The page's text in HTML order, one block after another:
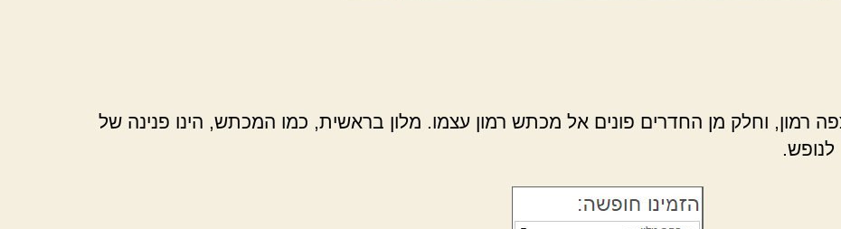
רמון, וחלק מן החדרים פונים אל מכתש רמון עצמו. מלון בראשית, כמו המכתש, הינו פנינה של
לנופש.